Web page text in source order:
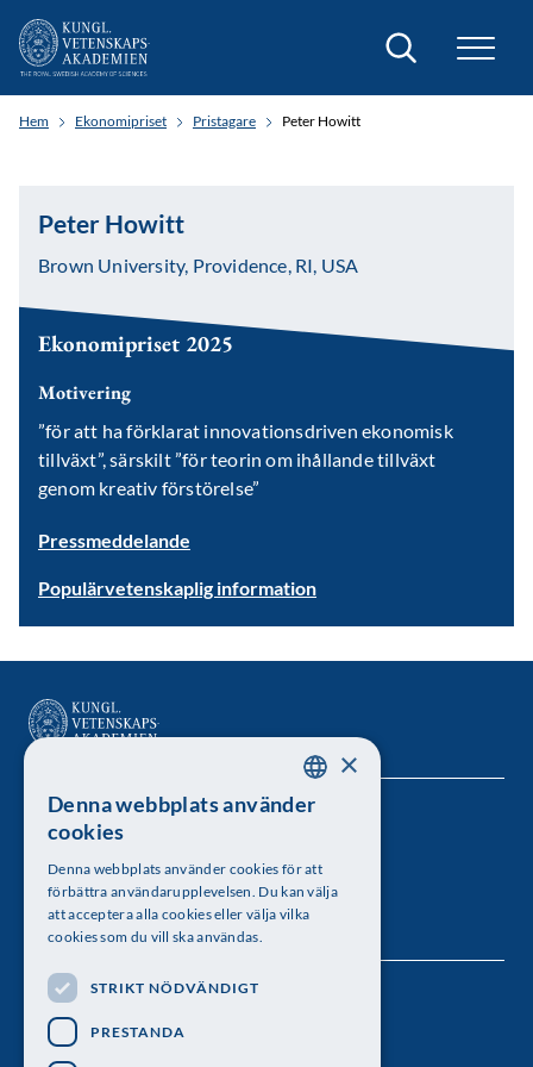
Sök
Hem Ekonomipriset Pristagare Peter Howitt
Peter Howitt
Brown University, Providence, RI, USA
Ekonomipriset 2025
Motivering
”för att ha förklarat innovationsdriven ekonomisk
tillväxt”,särskilt”för teorin om ihållande tillväxt
genom kreativ förstörelse”
Pressmeddelande
Populärvetenskaplig information
Kungl. Vetenskapsakademien
Besöksadress: Lilla Frescativägen 4A
Telefon: 08-673 95 00
Följ oss
SWEDISH
×
Denna webbplats använder
cookies
Denna webbplats använder cookies för att
förbättra användarupplevelsen. Du kan välja
att acceptera alla cookies eller välja vilka
cookies som du vill ska användas.
STRIKT NÖDVÄNDIGT
PRESTANDA